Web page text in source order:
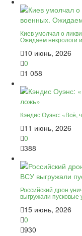
Киев умолчал о
Ожидаем некрологи
10 июнь, 2026
0
1 058
Кэндис Оуэнс: «Всё,
11 июнь, 2026
0
388
Российский дрон
выгружали
15 июнь, 2026
0
930